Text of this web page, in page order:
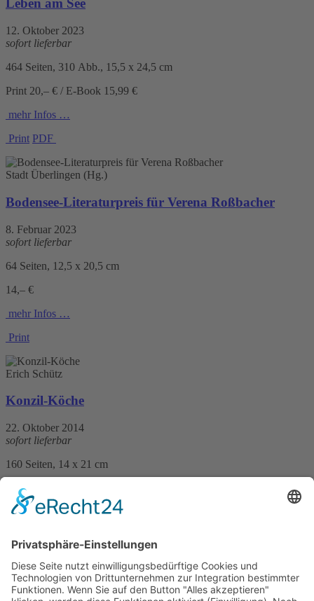
Leben am See
12. Oktober 2023
sofort lieferbar
464 Seiten, 310 Abb., 15,5 x 24,5 cm
Print 20,– € / E-Book 15,99 €
mehr Infos …
Print PDF
Stadt Überlingen (Hg.)
Bodensee-Literaturpreis für Verena Roßbacher
8. Februar 2023
sofort lieferbar
64 Seiten, 12,5 x 20,5 cm
14,– €
mehr Infos …
Print
Erich Schütz
Konzil-Köche
22. Oktober 2014
sofort lieferbar
160 Seiten, 14 x 21 cm
14,90 €
mehr Infos …
Herbert Arbter